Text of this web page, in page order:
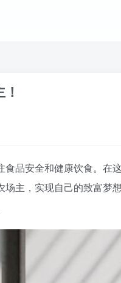
品安全和健康饮食。在
主，实现自己的致富梦